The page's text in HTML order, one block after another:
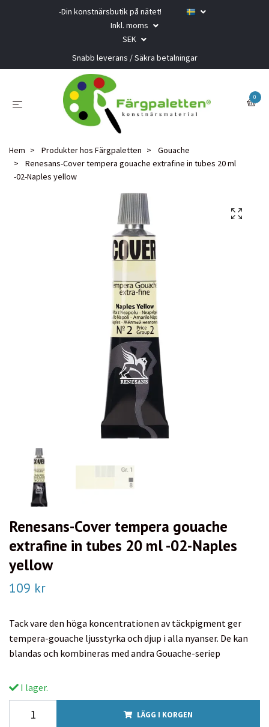
-Din konstnärsbutik på nätet!
Inkl. moms
SEK
Snabb leverans / Säkra betalningar
0
Hem Produkter hos Färgpaletten
Gouache
Renesans-Cover tempera gouache extrafine in tubes 20 ml
-02-Naples yellow
Renesans-Cover tempera gouache
extrafine in tubes 20 ml -02-Naples
yellow
109 kr
Tack vare den höga koncentrationen av täckpigment ger
tempera-gouache ljusstyrka och djup i alla nyanser. De kan
blandas och kombineras med andra Gouache-seriep
I lager.
LÄGG I KORGEN